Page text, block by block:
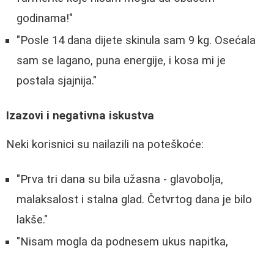
godinama!"
"Posle 14 dana dijete skinula sam 9 kg. Osećala
sam se lagano, puna energije, i kosa mi je
postala sjajnija."
Izazovi i negativna iskustva
Neki korisnici su nailazili na poteškoće:
"Prva tri dana su bila užasna - glavobolja,
malaksalost i stalna glad. Četvrtog dana je bilo
lakše."
"Nisam mogla da podnesem ukus napitka,